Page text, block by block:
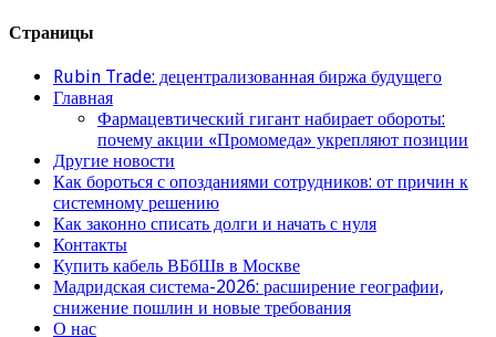
Страницы
Rubin Trade: децентрализованная биржа будущего
Главная
Фармацевтический гигант набирает обороты:
почему акции «Промомеда» укрепляют позиции
Другие новости
Как бороться с опозданиями сотрудников: от причин к
системному решению
Как законно списать долги и начать с нуля
Контакты
Купить кабель ВБбШв в Москве
Мадридская система-2026: расширение географии,
снижение пошлин и новые требования
О нас